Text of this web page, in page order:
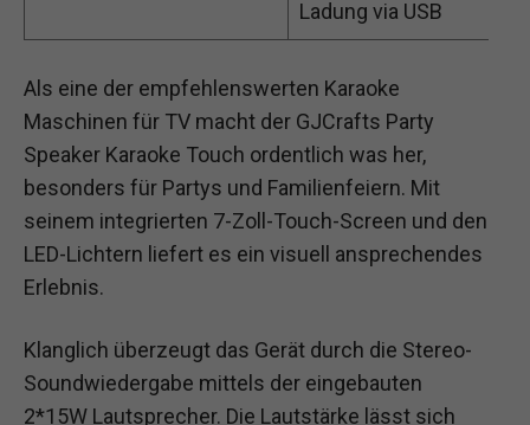
Ladung via USB
Als eine der empfehlenswerten Karaoke
Maschinen für TV macht der GJCrafts Party
Speaker Karaoke Touch ordentlich was her,
besonders für Partys und Familienfeiern. Mit
seinem integrierten 7-Zoll-Touch-Screen und den
LED-Lichtern liefert es ein visuell ansprechendes
Erlebnis.
Klanglich überzeugt das Gerät durch die Stereo-
Soundwiedergabe mittels der eingebauten
2*15W Lautsprecher. Die Lautstärke lässt sich